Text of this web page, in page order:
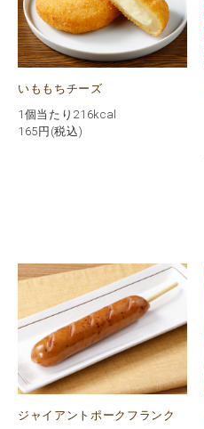
いももちチーズ
1個当たり216kcal
165 円(税込)
ジャイアントポークフランク